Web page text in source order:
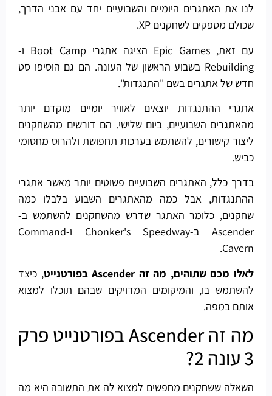
לנו את האתגרים היומיים והשבועיים יחד עם אבני הדרך,
שכולם מספקים לשחקנים XP.
עם זאת, Epic Games הציגה אתגרי Boot Camp ו-
Rebuilding בשבוע הראשון של העונה. הם גם הוסיפו סט
חדש של אתגרים בשם "התנגדות".
אתגרי ההתנגדות יוצאים לאוויר יומיים מוקדם יותר
מהאתגרים השבועיים, ביום שלישי. הם דורשים מהשחקנים
ליצור קישורים, להשתמש בערכות תחפושת ולהרוס מחסומי
כביש.
בדרך כלל, האתגרים השבועיים פשוטים יותר מאשר אתגרי
ההתנגדות, אבל כמה מהאתגרים השבוע בלבלו כמה
שחקנים, כלומר האתגר שדרש מהשחקנים להשתמש ב-
Ascender ב-Chonker's Speedway ו-Command
Cavern.
לאלו מכם שתוהים, מה זה Ascender בפורטנייט
, כיצד
להשתמש בו, והמיקומים המדויקים שבהם תוכלו למצוא
אותם במפה.
מה זה Ascender בפורטנייט פרק
3 עונה 2?
השאלה ששחקנים מחפשים למצוא לה את התשובה היא מה